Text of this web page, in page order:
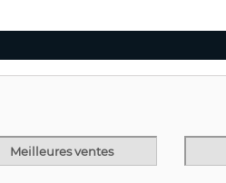
Meilleures ventes